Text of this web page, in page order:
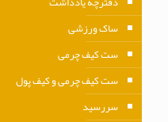
ساک ورزشی
ست کیف چرمی
ست کیف چرمی و کیف پول
سررسید